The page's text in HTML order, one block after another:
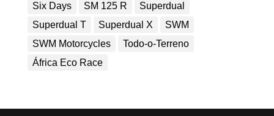
Six Days
SM 125 R
Superdual
Superdual T
Superdual X
SWM
SWM Motorcycles
Todo-o-Terreno
África Eco Race